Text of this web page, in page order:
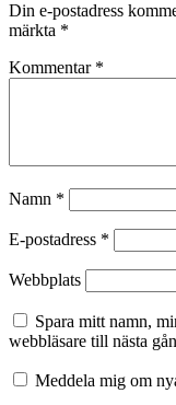
Din e-postadress
märkta *
Kommentar *
Namn *
E-postadress *
Webbplats
Spara mitt namn,
webbläsare till nästa
Meddela mig om